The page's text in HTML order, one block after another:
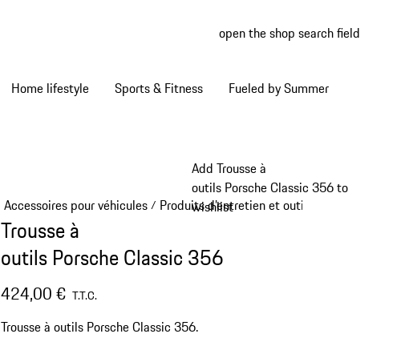
open the shop search field
Home lifestyle Sports & Fitness Fueled by Summer
Add Trousse à
outils Porsche Classic 356 to
wishlist
Accessoires pour véhicules/ Produits d’entretien et outils
Trousse à
outils Porsche Classic 356
424,00 € T.T.C.
Trousse à outils Porsche Classic 356.